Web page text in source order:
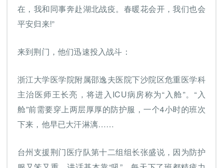
在，我和同事奔赴湖北战疫。春暖花会开，我们也会
平安归来!”
来到荆门，他们迅速投入战斗：
浙江大学医学院附属邵逸夫医院下沙院区危重医学科
主治医师王长亮，将进入ICU病房称为“入舱”。“入
舱”前需要穿上两层厚厚的防护服，一个4小时的班次
下来，他早已大汗淋漓……
台州支援荆门医疗队第十二组组长张盛说，因为防护